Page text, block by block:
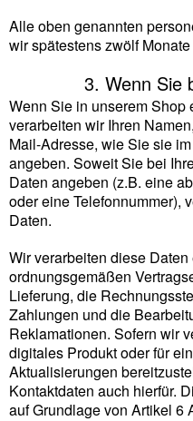
Alle oben genannten
wir spätestens zwölf
3. Wenn Sie
Wenn Sie in unserem Shop
verarbeiten wir Ihren
Mail-Adresse, wie Sie sie
angeben. Soweit Sie bei
Daten angeben (z.B. eine
oder eine Telefonnummer),
Daten.
Wir verarbeiten diese
ordnungsgemäßen
Lieferung, die
Zahlungen und die
Reklamationen. Sofern wir
digitales Produkt oder für
Aktualisierungen
Kontaktdaten auch hierfür.
auf Grundlage von Artikel 6